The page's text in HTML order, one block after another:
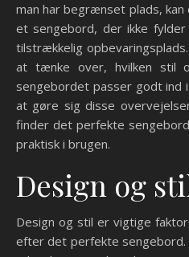
man har begrænset plads,
et sengebord, der ikke
tilstrækkelig
at tænke over, hvilken stil
sengebordet passer godt ind
at gøre sig disse
finder det perfekte
praktisk i brugen.
Design og
Design og stil er vigtige
efter det perfekte sengebord.